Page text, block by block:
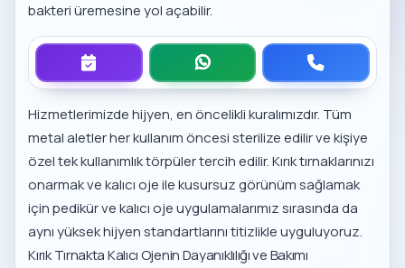
bakteri üremesine yol açabilir.
Hizmetlerimizde hijyen, en öncelikli kuralımızdır. Tüm
metal aletler her kullanım öncesi sterilize edilir ve kişiye
özel tek kullanımlık törpüler tercih edilir. Kırık tırnaklarınızı
onarmak ve kalıcı oje ile kusursuz görünüm sağlamak
içinpedikür ve kalıcı oje uygulamalarımızsırasında da
aynı yüksek hijyen standartlarını titizlikle uyguluyoruz.
Kırık Tırnakta Kalıcı Ojenin Dayanıklılığı ve Bakımı